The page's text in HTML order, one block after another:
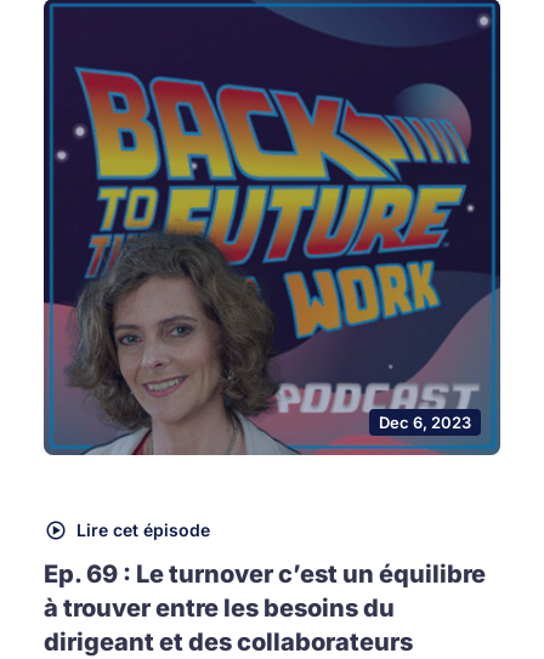
Dec 6, 2023
Lire cet épisode
Ep. 69 : Le turnover c’est un équilibre
à trouver entre les besoins du
dirigeant et des collaborateurs